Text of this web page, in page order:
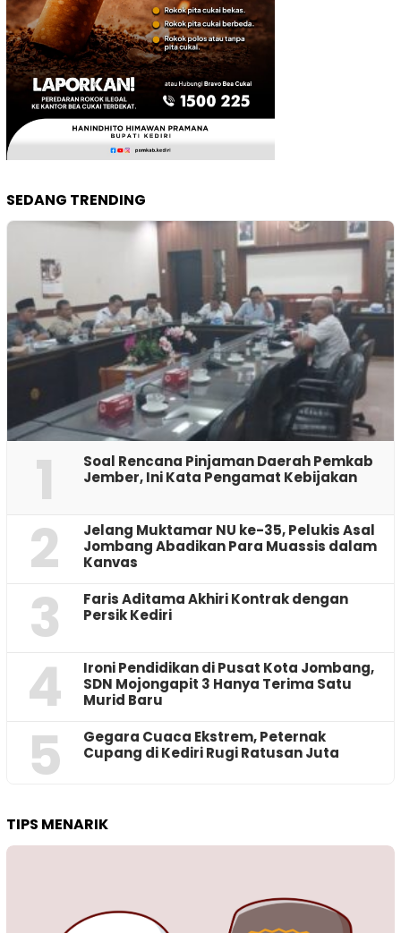
SEDANG TRENDING
1
‎Soal Rencana Pinjaman Daerah Pemkab
Jember, Ini Kata Pengamat Kebijakan ‎
2
Jelang Muktamar NU ke-35, Pelukis Asal
Jombang Abadikan Para Muassis dalam
Kanvas
3
Faris Aditama Akhiri Kontrak dengan
Persik Kediri
4
Ironi Pendidikan di Pusat Kota Jombang,
SDN Mojongapit 3 Hanya Terima Satu
Murid Baru
5
‎Gegara Cuaca Ekstrem, Peternak
Cupang di Kediri Rugi Ratusan Juta
TIPS MENARIK